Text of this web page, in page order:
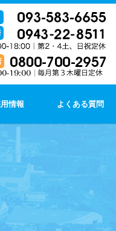
します。
情報 よくある質問